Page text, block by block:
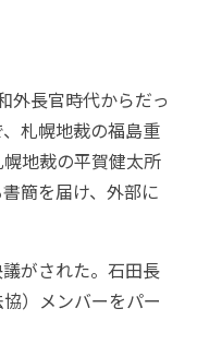
外長官時代からだっ
札幌地裁の福島重
地裁の平賀健太所
簡を届け、外部に
がされた。石田長
）メンバーをパー